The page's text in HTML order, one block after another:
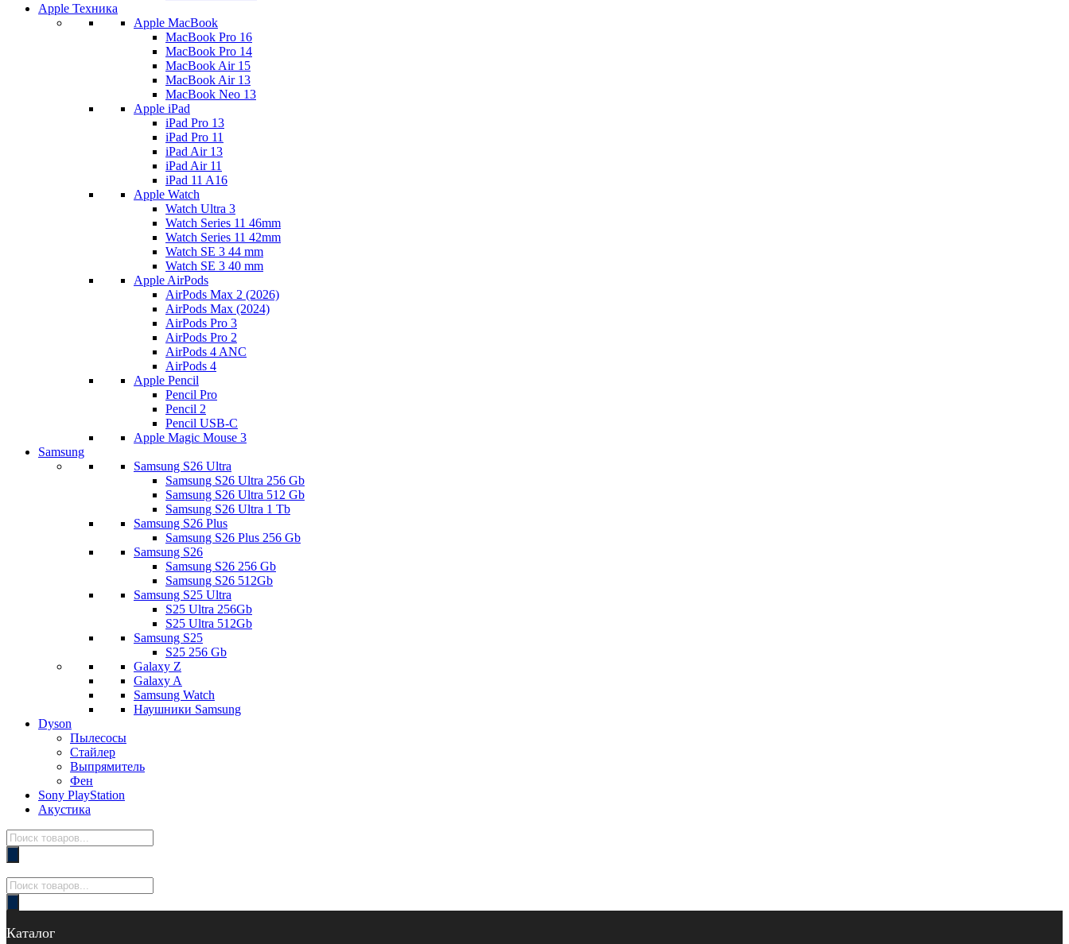
Apple Техника
Apple MacBook
MacBook Pro 16
MacBook Pro 14
MacBook Air 15
MacBook Air 13
MacBook Neo 13
Apple iPad
iPad Pro 13
iPad Pro 11
iPad Air 13
iPad Air 11
iPad 11 A16
Apple Watch
Watch Ultra 3
Watch Series 11 46mm
Watch Series 11 42mm
Watch SE 3 44 mm
Watch SE 3 40 mm
Apple AirPods
AirPods Max 2 (2026)
AirPods Max (2024)
AirPods Pro 3
AirPods Pro 2
AirPods 4 ANC
AirPods 4
Apple Pencil
Pencil Pro
Pencil 2
Pencil USB-C
Apple Magic Mouse 3
Samsung
Samsung S26 Ultra
Samsung S26 Ultra 256 Gb
Samsung S26 Ultra 512 Gb
Samsung S26 Ultra 1 Tb
Samsung S26 Plus
Samsung S26 Plus 256 Gb
Samsung S26
Samsung S26 256 Gb
Samsung S26 512Gb
Samsung S25 Ultra
S25 Ultra 256Gb
S25 Ultra 512Gb
Samsung S25
S25 256 Gb
Galaxy Z
Galaxy A
Samsung Watch
Наушники Samsung
Dyson
Пылесосы
Стайлер
Выпрямитель
Фен
Sony PlayStation
Акустика
Поиск
товаров
Поиск
товаров
Каталог